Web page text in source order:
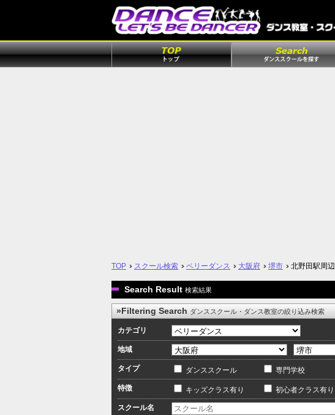
TOP スクール検索 ベリーダンス 大阪府 堺市 北野田駅周辺
Search Result 検索結果
»Filtering Search ダンススクール・ダンス教室の絞り込み検索
カテゴリ
地域
タイプ ダンススクール 専門学校
特徴 キッズクラス有り 初心者クラス有り
スクール名